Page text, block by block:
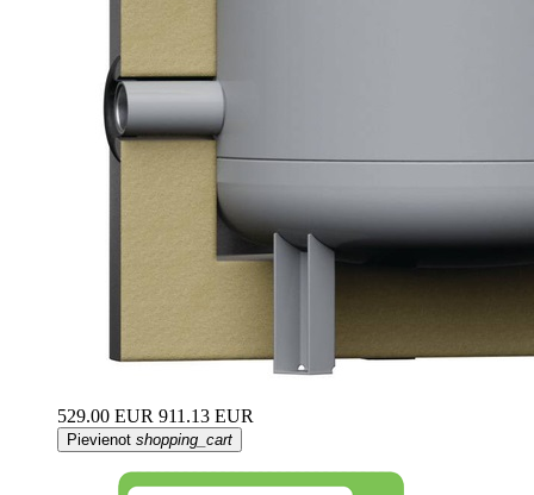
529.00 EUR 911.13 EUR
Pievienot shopping_cart